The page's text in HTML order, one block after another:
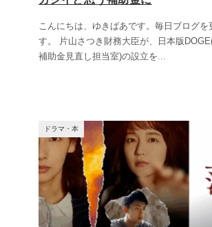
こんにちは、ゆきばあです。毎日ブログを
す。 片山さつき財務大臣が、日本版
補助金見直し担当室)の設立を...
ドラマ・本